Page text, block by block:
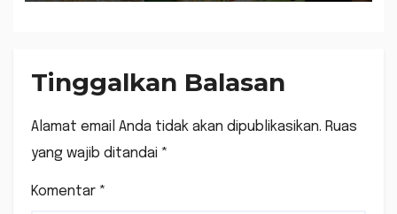
Tinggalkan Balasan
Alamat email Anda tidak akan dipublikasikan. Ruas
yang wajib ditandai *
Komentar *